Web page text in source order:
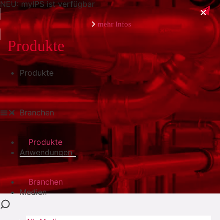
NEU: myIPS ist verfügbar
mehr Infos
schließen
Produkte
Branchen
Anwendungen
Medien
Produkte
Branchen
Produkte